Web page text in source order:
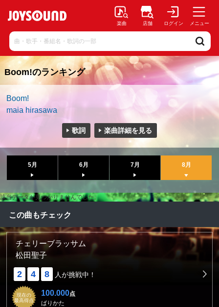
楽曲 店舗 ログイン メニュー
Boom!のランキング
Boom!
maia hirasawa
歌詞 楽曲詳細を見る
5月 6月 7月 8月
該当データが見つかりませんでした。
この曲もチェック
チェリーブラッサム
松田聖子
2 4 8 人が挑戦中！
現在の
最高得点
100.000点
ばりかた